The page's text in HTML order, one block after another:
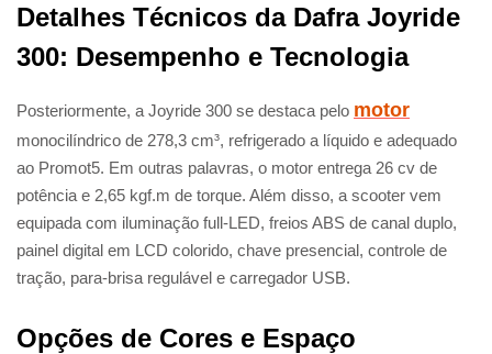
Detalhes Técnicos da Dafra Joyride
300: Desempenho e Tecnologia
Posteriormente, a Joyride 300 se destaca pelo motor
monocilíndrico de 278,3 cm³, refrigerado a líquido e adequado
ao Promot5. Em outras palavras, o motor entrega 26 cv de
potência e 2,65 kgf.m de torque. Além disso, a scooter vem
equipada com iluminação full-LED, freios ABS de canal duplo,
painel digital em LCD colorido, chave presencial, controle de
tração, para-brisa regulável e carregador USB.
Opções de Cores e Espaço